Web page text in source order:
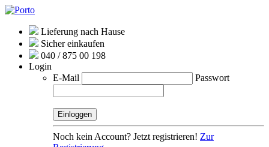
Lieferung nach Hause
Sicher einkaufen
040 / 875 00 198
Login
E-Mail
Passwort
Noch kein Account? Jetzt registrieren! Zur